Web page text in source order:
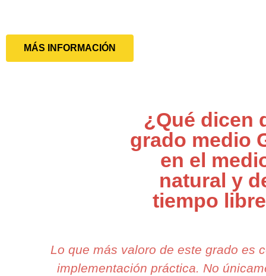
MÁS INFORMACIÓN
¿Qué dicen
grado medio
en el
natural y
tiempo
Lo que más valoro de este grado es
implementación práctica. No